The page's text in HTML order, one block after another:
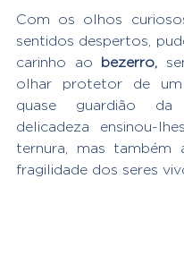
Com os olhos
sentidos despertos,
carinho ao bezerro,
olhar protetor de um
quase guardião
delicadeza ensinou-
ternura, mas também
fragilidade dos seres